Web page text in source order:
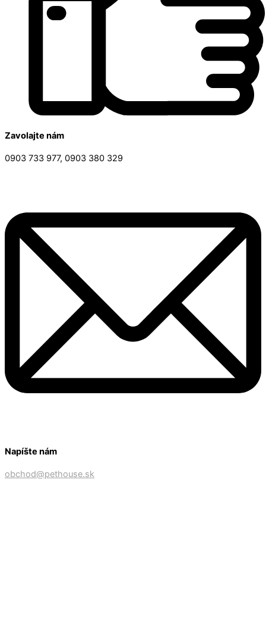
Zavolajte nám
0903 733 977, 0903 380 329
Napíšte nám
obchod@pethouse.sk